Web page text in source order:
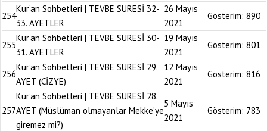
254
Kur’an Sohbetleri | TEVBE SURESİ 32-
33. AYETLER
26 Mayıs
2021
Gösterim: 890
255
Kur’an Sohbetleri | TEVBE SURESİ 30-
31. AYETLER
19 Mayıs
2021
Gösterim: 801
256
Kur’an Sohbetleri | TEVBE SURESİ 29.
AYET (CİZYE)
12 Mayıs
2021
Gösterim: 816
257
Kur’an Sohbetleri | TEVBE SURESİ 28.
AYET (Müslüman olmayanlar Mekke’ye
giremez mi?)
5 Mayıs
2021
Gösterim: 783